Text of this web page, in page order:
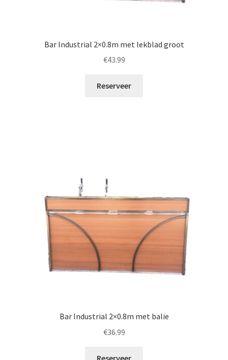
Bar Industrial 2×0.8m met lekblad groot
€43.99
Reserveer
Bar Industrial 2×0.8m met balie
€36.99
Reserveer